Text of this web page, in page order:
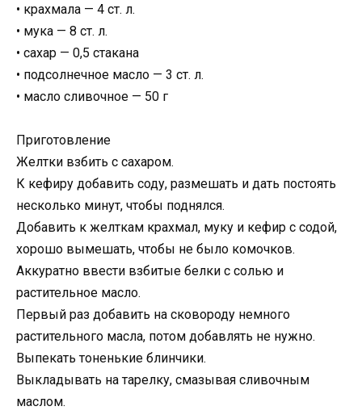
• крахмала — 4 ст. л.
• мука — 8 ст. л.
• сахар — 0,5 стакана
• подсолнечное масло — 3 ст. л.
• масло сливочное — 50 г
Приготовление
Желтки взбить с сахаром.
К кефиру добавить соду, размешать и дать постоять
несколько минут, чтобы поднялся.
Добавить к желткам крахмал, муку и кефир с содой,
хорошо вымешать, чтобы не было комочков.
Аккуратно ввести взбитые белки с солью и
растительное масло.
Первый раз добавить на сковороду немного
растительного масла, потом добавлять не нужно.
Выпекать тоненькие блинчики.
Выкладывать на тарелку, смазывая сливочным
маслом.